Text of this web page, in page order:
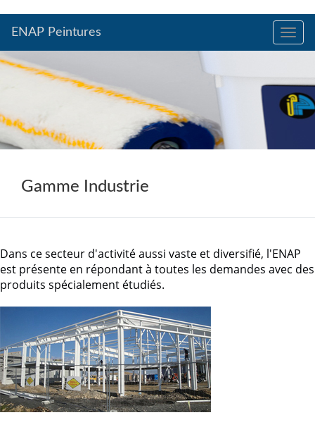
Toggle
ENAP Peintures
Gamme Industrie
Dans ce secteur d'activité aussi vaste et diversifié, l'ENAP
est présente en répondant à toutes les demandes avec des
produits spécialement étudiés.